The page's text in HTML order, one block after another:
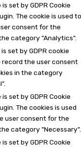
set by GDPR Cookie
The cookie is used to
consent for the
category "Analytics".
set by GDPR cookie
the user consent
in the category
set by GDPR Cookie
The cookies is used
user consent for the
category "Necessary".
set by GDPR Cookie